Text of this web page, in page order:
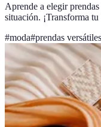
Aprende a elegir
situación. ¡Transforma
#moda#prendas versátiles